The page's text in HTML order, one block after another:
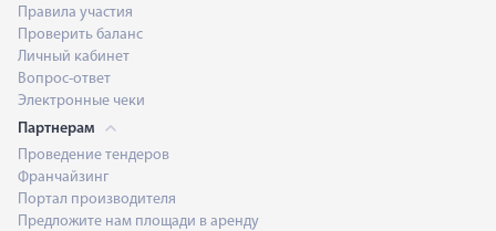
Правила участия
Проверить баланс
Личный кабинет
Вопрос-ответ
Электронные чеки
Партнерам
Проведение тендеров
Франчайзинг
Портал производителя
Предложите нам площади в аренду